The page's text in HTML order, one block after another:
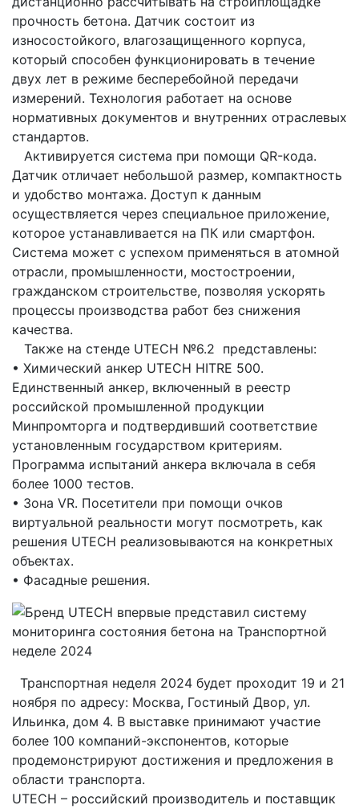
прочность бетона. Датчик состоит из
износостойкого, влагозащищенного корпуса,
который способен функционировать в течение
двух лет в режиме бесперебойной передачи
измерений. Технология работает на основе
нормативных документов и внутренних отраслевых
стандартов.
Активируется система при помощи QR-кода.
Датчик отличает небольшой размер, компактность
и удобство монтажа. Доступ к данным
осуществляется через специальное приложение,
которое устанавливается на ПК или смартфон.
Система может с успехом применяться в атомной
отрасли, промышленности, мостостроении,
гражданском строительстве, позволяя ускорять
процессы производства работ без снижения
качества.
Также на стенде UTECH №6.2 представлены:
• Химический анкер UTECH HITRE 500.
Единственный анкер, включенный в реестр
российской промышленной продукции
Минпромторга и подтвердивший соответствие
установленным государством критериям.
Программа испытаний анкера включала в себя
более 1000 тестов.
• Зона VR. Посетители при помощи очков
виртуальной реальности могут посмотреть, как
решения UTECH реализовываются на конкретных
объектах.
• Фасадные решения.
Транспортная неделя 2024 будет проходит 19 и 21
ноября по адресу: Москва, Гостиный Двор, ул.
Ильинка, дом 4. В выставке принимают участие
более 100 компаний-экспонентов, которые
продемонстрируют достижения и предложения в
области транспорта.
UTECH – российский производитель и поставщик